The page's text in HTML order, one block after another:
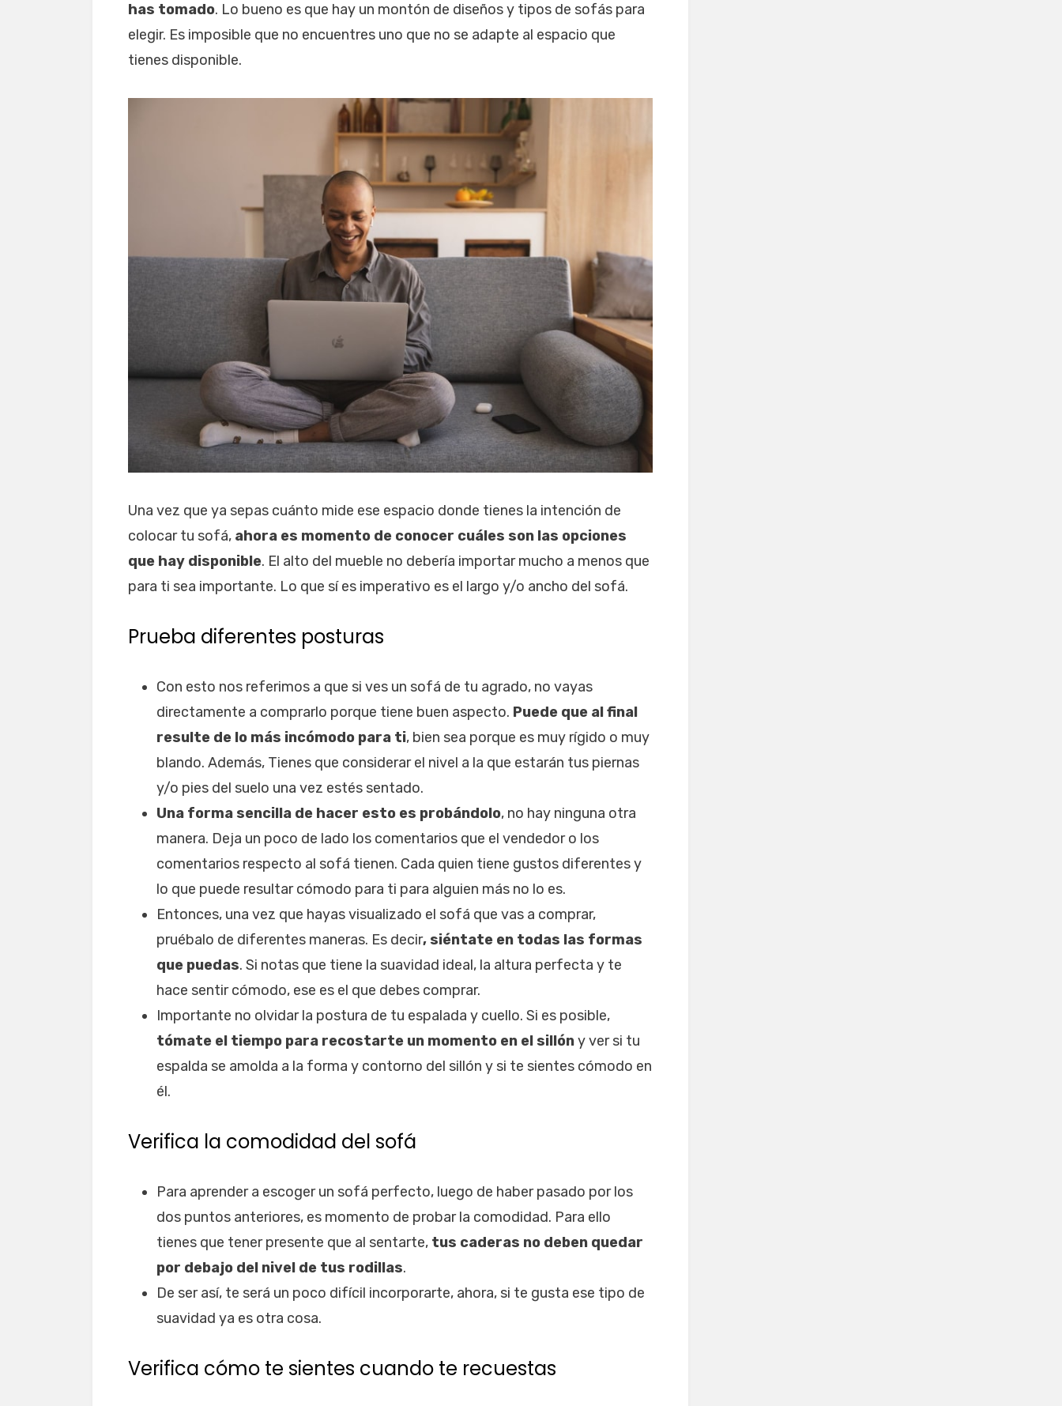
has tomado. Lo bueno es que hay un montón de diseños y tipos de sofás para
elegir. Es imposible que no encuentres uno que no se adapte al espacio que
tienes disponible.
Una vez que ya sepas cuánto mide ese espacio donde tienes la intención de
colocar tu sofá, ahora es momento de conocer cuáles son las opciones
que hay disponible. El alto del mueble no debería importar mucho a menos que
para ti sea importante. Lo que sí es imperativo es el largo y/o ancho del sofá.
Prueba diferentes posturas
Con esto nos referimos a que si ves un sofá de tu agrado, no vayas
directamente a comprarlo porque tiene buen aspecto. Puede que al final
resulte de lo más incómodo para ti, bien sea porque es muy rígido o muy
blando. Además, Tienes que considerar el nivel a la que estarán tus piernas
y/o pies del suelo una vez estés sentado.
Una forma sencilla de hacer esto es probándolo, no hay ninguna otra
manera. Deja un poco de lado los comentarios que el vendedor o los
comentarios respecto al sofá tienen. Cada quien tiene gustos diferentes y
lo que puede resultar cómodo para ti para alguien más no lo es.
Entonces, una vez que hayas visualizado el sofá que vas a comprar,
pruébalo de diferentes maneras. Es decir, siéntate en todas las formas
que puedas. Si notas que tiene la suavidad ideal, la altura perfecta y te
hace sentir cómodo, ese es el que debes comprar.
Importante no olvidar la postura de tu espalada y cuello. Si es posible,
tómate el tiempo para recostarte un momento en el sillóny ver si tu
espalda se amolda a la forma y contorno del sillón y si te sientes cómodo en
él.
Verifica la comodidad del sofá
Para aprender a escoger un sofá perfecto, luego de haber pasado por los
dos puntos anteriores, es momento de probar la comodidad. Para ello
tienes que tener presente que al sentarte, tus caderas no deben quedar
por debajo del nivel de tus rodillas.
De ser así, te será un poco difícil incorporarte, ahora, si te gusta ese tipo de
suavidad ya es otra cosa.
Verifica cómo te sientes cuando te recuestas